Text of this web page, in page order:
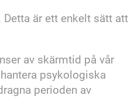
är ett enkelt sätt att
av skärmtid på vår
psykologiska
perioden av